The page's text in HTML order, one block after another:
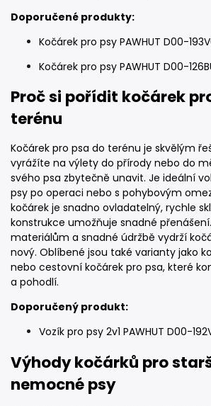
Doporučené produkty:
Kočárek pro psy PAWHUT D00-
Kočárek pro psy PAWHUT D00-
Proč si pořídit kočárek
terénu
Kočárek pro psa do terénu je skvělým
vyrážíte na výlety do přírody nebo do
svého psa zbytečně unavit. Je ideální
psy po operaci nebo s pohybovým
kočárek je snadno ovladatelný, rychle
konstrukce umožňuje snadné
materiálům a snadné údržbě vydrží
nový. Oblíbené jsou také varianty jako
nebo cestovní kočárek pro psa, které
a pohodlí.
Doporučený produkt:
Vozík pro psy 2v1 PAWHUT D00-
Výhody kočárků pro
nemocné psy